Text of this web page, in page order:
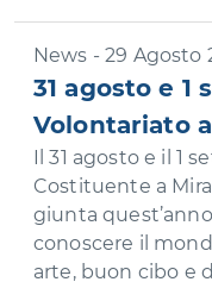
News - 29 Agosto
31 agosto e 1
Volontariato
Il 31 agosto e il 1
Costituente a
giunta
conoscere il
arte, buon cibo e